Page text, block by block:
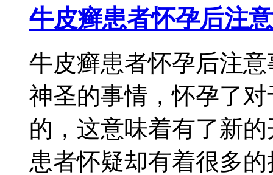
牛皮癣患者怀孕后注意
牛皮癣患者怀孕后注
神圣的事情，怀孕了
的，这意味着有了新
患者怀疑却有着很多